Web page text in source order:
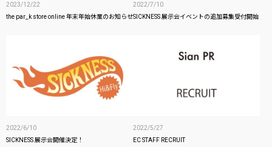
2023/12/22
the par_k store online 年末年始休業のお知らせ
2022/7/10
SICKNESS 展示会イベントの追加募集受付開始
2022/6/10
SICKNESS 展示会開催決定！
2022/5/27
EC STAFF RECRUIT